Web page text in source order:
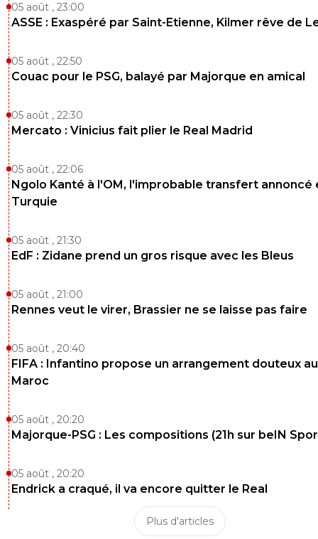
05 août , 23:00
ASSE : Exaspéré par Saint-Etienne, Kilmer rêve de
05 août , 22:50
Couac pour le PSG, balayé par Majorque en amical
05 août , 22:30
Mercato : Vinicius fait plier le Real Madrid
05 août , 22:06
Ngolo Kanté à l'OM, l'improbable transfert annoncé
Turquie
05 août , 21:30
EdF : Zidane prend un gros risque avec les Bleus
05 août , 21:00
Rennes veut le virer, Brassier ne se laisse pas faire
05 août , 20:40
FIFA : Infantino propose un arrangement douteux au
Maroc
05 août , 20:20
Majorque-PSG : Les compositions (21h sur beIN
05 août , 20:20
Endrick a craqué, il va encore quitter le Real
Plus d'articles